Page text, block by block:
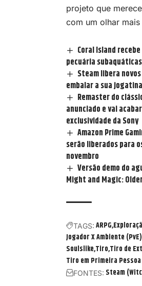
projeto que
com um olhar mais
Coral Island
pecuária subaquáticas
Steam libera
embalar a sua jogatina
Remaster do
anunciado e vai
exclusividade da Sony
Amazon Prime
serão liberados para
novembro
Versão demo do
Might and Magic:
TAGS: ARPG
Jogador X Ambiente (PvE)
Soulslike Tiro Tiro de
Tiro em Primeira Pessoa
FONTES: Steam